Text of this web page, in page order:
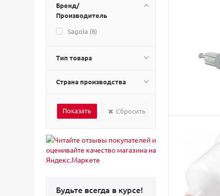
Бренд/
Производитель
Sagola (8)
Тип товара
Страна производства
Сбросить
Будьте всегда в курсе!